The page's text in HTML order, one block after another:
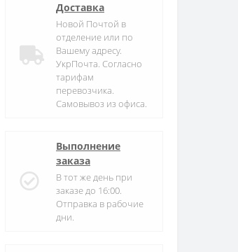
Доставка
Новой Почтой в
отделение или по
Вашему адресу.
УкрПочта. Согласно
тарифам
перевозчика.
Самовывоз из офиса.
Выполнение
заказа
В тот же день при
заказе до 16:00.
Отправка в рабочие
дни.